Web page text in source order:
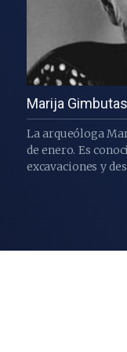
Marija
La arqueóloga
de enero. Es
excavaciones y